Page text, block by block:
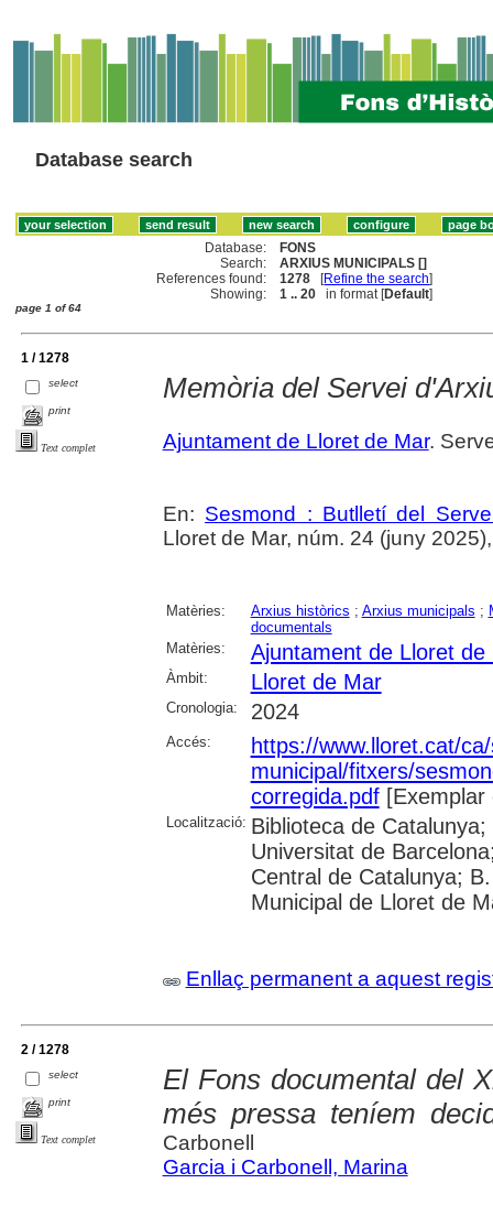
Database search
Database:
FONS
Search:
ARXIUS MUNICIPALS []
References found:
1278 [Refine the search]
Showing:
1 .. 20 in format [Default]
page 1 of 64
1 / 1278
select
print
Text complet
Memòria del Servei
Ajuntament de Lloret de Mar.
En: Sesmond : Butlletí del
Lloret de Mar, núm. 24 (juny
Matèries: Arxius històrics ; Arxius municipals ;
documentals
Matèries:
Ajuntament de Lloret de
Àmbit: Lloret de Mar
Cronologia: 2024
Accés:
https://www.lloret.cat/
municipal/fitxers/
corregida.pdf[Exemplar
Localització: Biblioteca de
Universitat de
Central de Catalunya;
Municipal de Lloret de
Enllaç permanent a aquest
2 / 1278
select
print
Text complet
El Fons documental del
més pressa teníem
Carbonell
Garcia i Carbonell, Marina